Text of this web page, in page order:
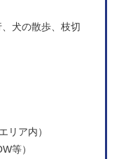
犬の散歩、枝切
リア内）
等）